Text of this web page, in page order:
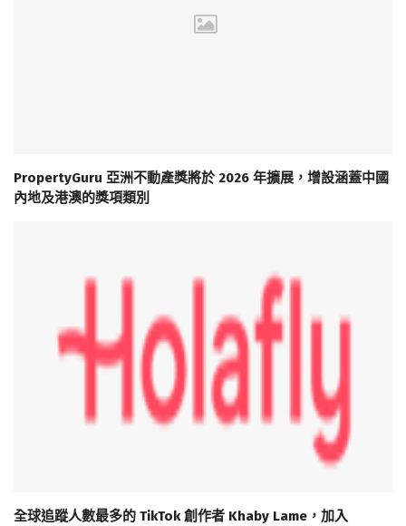
PropertyGuru 亞洲不動產獎將於 2026 年擴展，增設涵蓋中國
內地及港澳的獎項類別
全球追蹤人數最多的 TikTok 創作者 Khaby Lame，加入